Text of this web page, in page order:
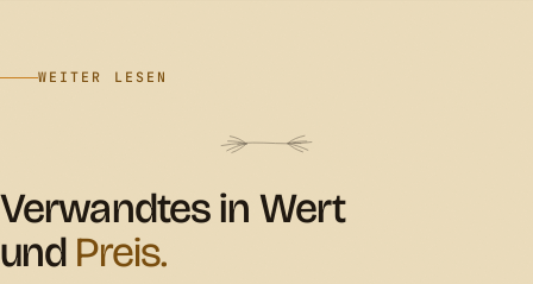
WEITER LESEN
Verwandtes in Wert
und Preis.